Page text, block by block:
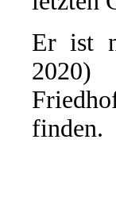
Er ist
finden.